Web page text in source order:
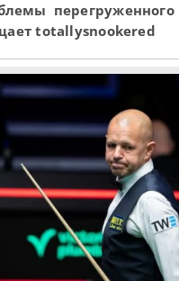
перегруженного
totallysnookered